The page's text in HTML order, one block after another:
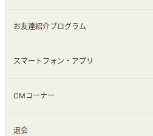
お友達紹介プログラム
スマートフォン・アプリ
CMコーナー
退会